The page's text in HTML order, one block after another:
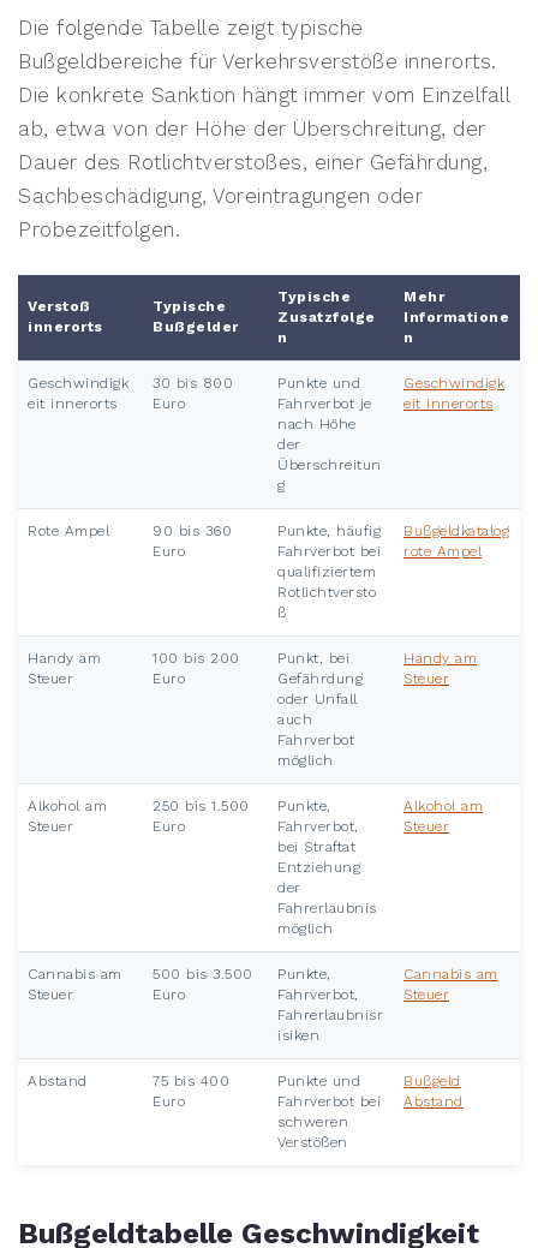
Die folgende Tabelle zeigt typische
Bußgeldbereiche für Verkehrsverstöße innerorts.
Die konkrete Sanktion hängt immer vom Einzelfall
ab, etwa von der Höhe der Überschreitung, der
Dauer des Rotlichtverstoßes, einer Gefährdung,
Sachbeschädigung, Voreintragungen oder
Probezeitfolgen.
Verstoß
innerorts
Typische
Bußgelder
Typische
Zusatzfolge
n
Mehr
Informatione
n
Geschwindigk
eit innerorts
30 bis 800
Euro
Punkte und
Fahrverbot je
nach Höhe
der
Überschreitun
g
Geschwindigk
eit innerorts
Rote Ampel
90 bis 360
Euro
Punkte, häufig
Fahrverbot bei
qualifiziertem
Rotlichtversto
ß
Bußgeldkatalog
rote Ampel
Handy am
Steuer
100 bis 200
Euro
Punkt, bei
Gefährdung
oder Unfall
auch
Fahrverbot
möglich
Handy am
Steuer
Alkohol am
Steuer
250 bis 1.500
Euro
Punkte,
Fahrverbot,
bei Straftat
Entziehung
der
Fahrerlaubnis
möglich
Alkohol am
Steuer
Cannabis am
Steuer
500 bis 3.500
Euro
Punkte,
Fahrverbot,
Fahrerlaubnisr
isiken
Cannabis am
Steuer
Abstand
75 bis 400
Euro
Punkte und
Fahrverbot bei
schweren
Verstößen
Bußgeld
Abstand
Bußgeldtabelle Geschwindigkeit